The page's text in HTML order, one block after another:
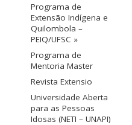
Programa de
Extensão Indígena e
Quilombola –
PEIQ/UFSC »
Programa de
Mentoria Master
Revista Extensio
Universidade Aberta
para as Pessoas
Idosas (NETI – UNAPI)